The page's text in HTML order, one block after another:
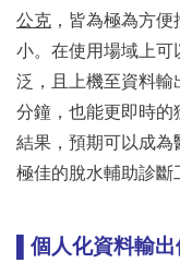
公克 ，皆為極為方便
小。在使用場域上可
泛，且上機至資料輸
分鐘，也能更即時的
結果，預期可以成為
極佳的脫水輔助診斷
▌個人化資料輸